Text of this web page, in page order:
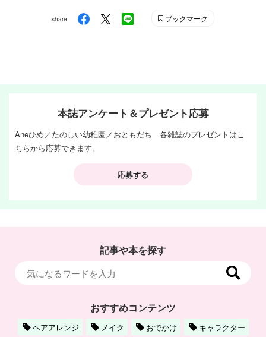
share ブックマーク
本誌アンケート＆プレゼント応募
Aneひめ／たのしい幼稚園／おともだち 各雑誌のプレゼントはこ
ちらから応募できます。
応募する
記事や本を探す
おすすめコンテンツ
ヘアアレンジ メイク おでかけ
キャラクター